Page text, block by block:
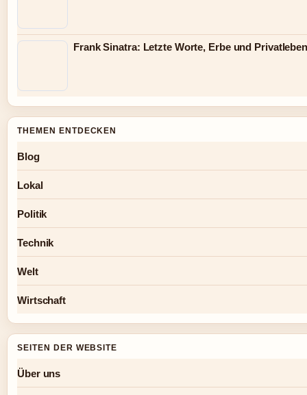
Frank Sinatra: Letzte Worte, Erbe und
THEMEN ENTDECKEN
Blog
Lokal
Politik
Technik
Welt
Wirtschaft
SEITEN DER WEBSITE
Über uns